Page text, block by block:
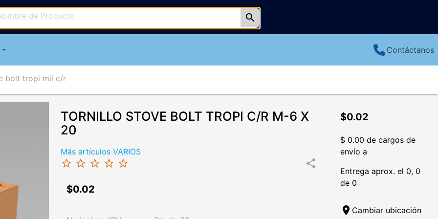
search
arrow_drop_down Contáctanos
bolt tropi mil c/r
TORNILLO STOVE BOLT TROPI C/R M-6 X
20
Más artículos VARIOS
star_border star_border star_border star_border star_border share
$0.02
$0.02
$ 0.00 de cargos de
envío a
Entrega aprox. el 0, 0
de 0
location_on Cambiar ubicación